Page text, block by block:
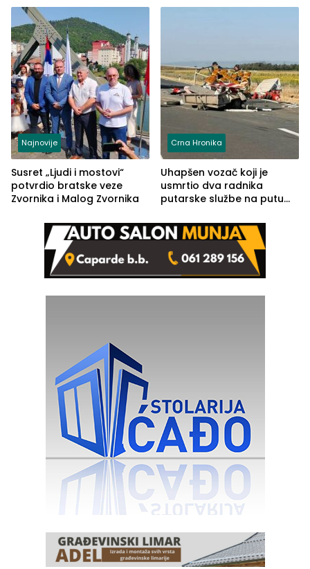
Najnovije
Susret „Ljudi i mostovi“
potvrdio bratske veze
Zvornika i Malog Zvornika
Crna Hronika
Uhapšen vozač koji je
usmrtio dva radnika
putarske službe na putu
(FOTO)